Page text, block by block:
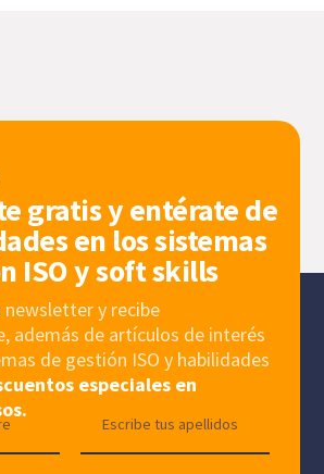
gratis y entérate de
en los sistemas
ISO y soft skills
newsletter y recibe
además de artículos de interés
de gestión ISO y habilidades
especiales en